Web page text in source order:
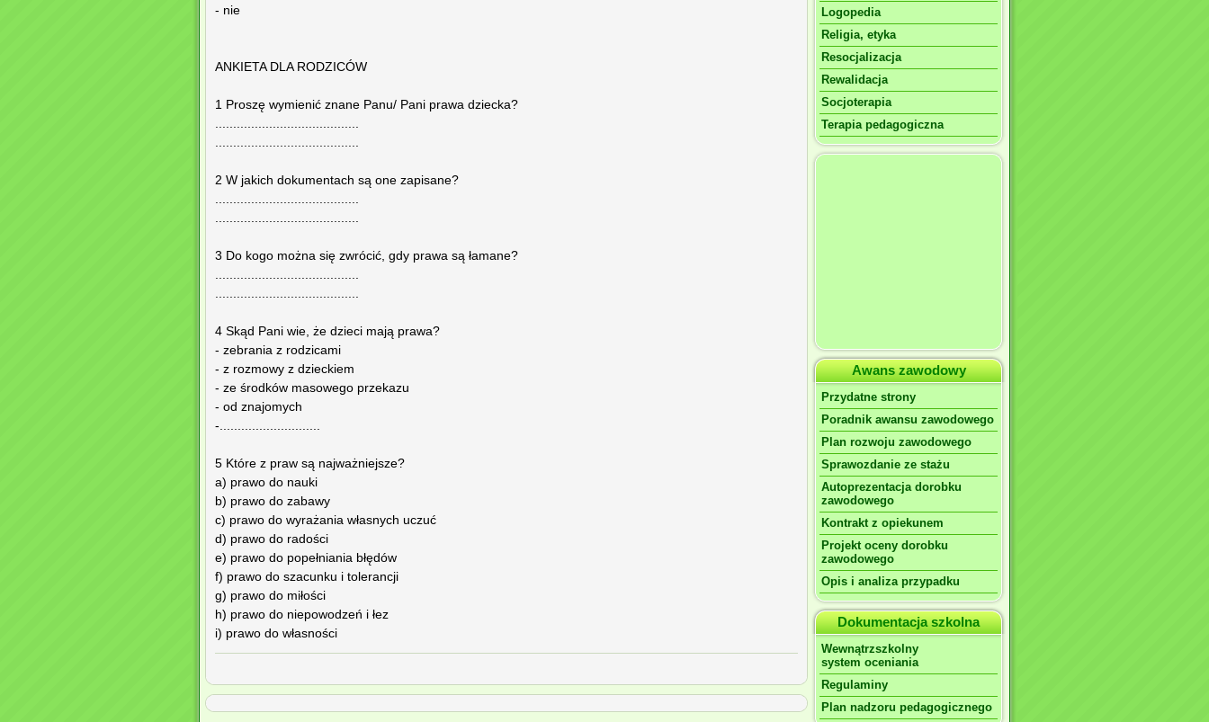
- nie
ANKIETA DLA RODZICÓW
1 Proszę wymienić znane Panu/ Pani prawa dziecka?
........................................
........................................
2 W jakich dokumentach są one zapisane?
........................................
........................................
3 Do kogo można się zwrócić, gdy prawa są łamane?
........................................
........................................
4 Skąd Pani wie, że dzieci mają prawa?
- zebrania z rodzicami
- z rozmowy z dzieckiem
- ze środków masowego przekazu
- od znajomych
-............................
5 Które z praw są najważniejsze?
a) prawo do nauki
b) prawo do zabawy
c) prawo do wyrażania własnych uczuć
d) prawo do radości
e) prawo do popełniania błędów
f) prawo do szacunku i tolerancji
g) prawo do miłości
h) prawo do niepowodzeń i łez
i) prawo do własności
Logopedia
Religia, etyka
Resocjalizacja
Rewalidacja
Socjoterapia
Terapia pedagogiczna
Awans zawodowy
Przydatne strony
Poradnik awansu zawodowego
Plan rozwoju zawodowego
Sprawozdanie ze stażu
Autoprezentacja dorobku
zawodowego
Kontrakt z opiekunem
Projekt oceny dorobku
zawodowego
Opis i analiza przypadku
Dokumentacja szkolna
Wewnątrzszkolny
system oceniania
Regulaminy
Plan nadzoru pedagogicznego